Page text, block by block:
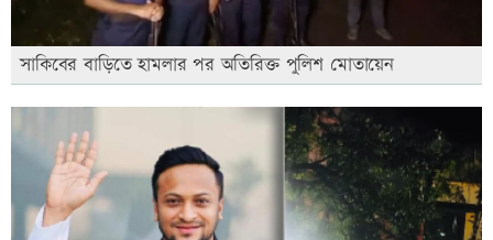
সাকিবের বাড়িতে হামলার পর অতিরিক্ত পুলিশ মোতায়েন